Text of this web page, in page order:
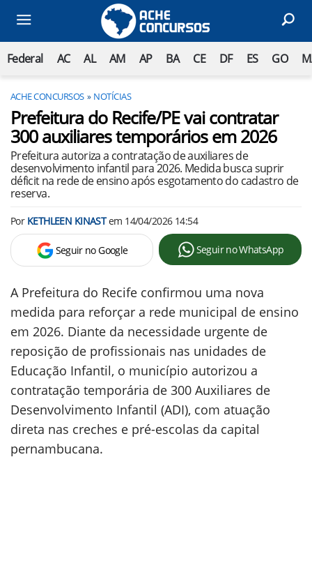
Federal AC AL AM AP BA CE DF ES GO
ACHE CONCURSOS NOTÍCIAS
Prefeitura do Recife/PE vai contratar
300 auxiliares temporários em 2026
Prefeitura autoriza a contratação de auxiliares de
desenvolvimento infantil para 2026. Medida busca suprir
déficit na rede de ensino após esgotamento do cadastro de
reserva.
Por KETHLEEN KINASTem 14/04/2026 14:54
Seguir no Google Seguir no WhatsApp
A Prefeitura do Recife confirmou uma nova
medida para reforçar a rede municipal de ensino
em 2026. Diante da necessidade urgente de
reposição de profissionais nas unidades de
Educação Infantil, o município autorizou a
contratação temporária de 300 Auxiliares de
Desenvolvimento Infantil (ADI), com atuação
direta nas creches e pré-escolas da capital
pernambucana.